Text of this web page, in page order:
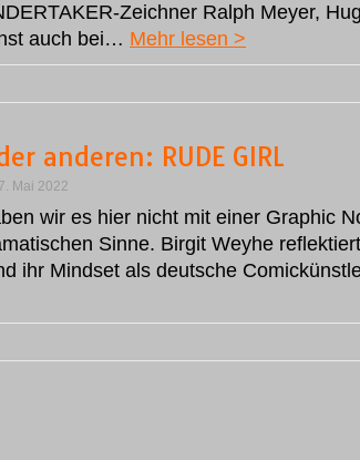
Zeichner Ralph Meyer,
auch bei… Mehr lesen >
anderen: RUDE GIRL
7. Mai 2022
wir es hier nicht mit einer Graphic
Sinne. Birgit Weyhe
ihr Mindset als deutsche